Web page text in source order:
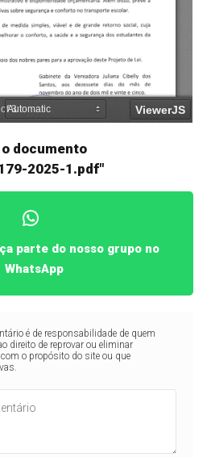
documento
2025-1.pdf"
parte do nosso grupo no
WhatsApp
é de responsabilidade de quem
direito de reprovar ou eliminar
o propósito do site ou que